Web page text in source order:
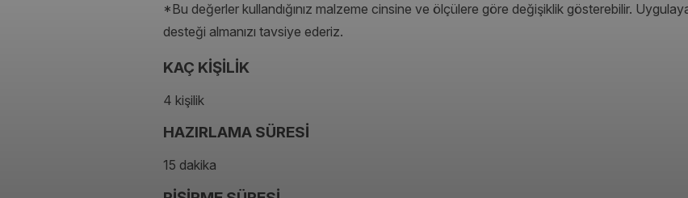
*Bu değerler kullandığınız malzeme cinsine ve ölçülere göre değişiklik gösterebilir.
desteği almanızı tavsiye ederiz.
KAÇ KİŞİLİK
4 kişilik
HAZIRLAMA SÜRESİ
15 dakika